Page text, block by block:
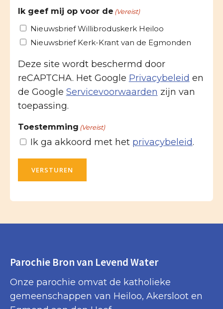
Ik geef mij op voor de (Vereist)
Nieuwsbrief Willibroduskerk Heiloo
Nieuwsbrief Kerk-Krant van de Egmonden
Deze site wordt beschermd door
reCAPTCHA. Het Google Privacybeleid en
de Google Servicevoorwaarden zijn van
toepassing.
Toestemming (Vereist)
Ik ga akkoord met het privacybeleid.
VERSTUREN
Parochie Bron van Levend Water
Onze parochie omvat de katholieke
gemeenschappen van Heiloo, Akersloot en